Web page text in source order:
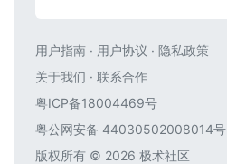
用户指南 · 用户协议 · 隐私政策
关于我们 · 联系合作
粤ICP备18004469号
粤公网安备 44030502008014号
版权所有 © 2026 极术社区